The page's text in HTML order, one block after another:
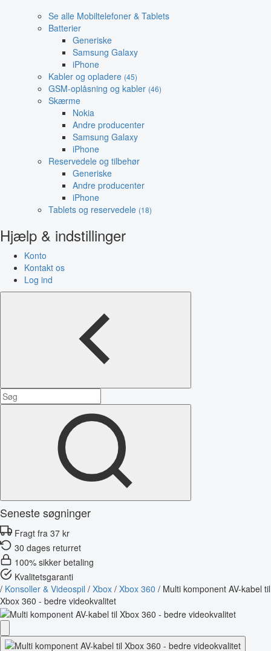
Se alle Mobiltelefoner & Tablets
Batterier
Generiske
Samsung Galaxy
iPhone
Kabler og opladere (45)
GSM-oplåsning og kabler (46)
Skærme
Nokia
Andre producenter
Samsung Galaxy
iPhone
Reservedele og tilbehør
Generiske
Andre producenter
iPhone
Tablets og reservedele (18)
Hjælp & indstillinger
Konto
Kontakt os
Log ind
Seneste søgninger
Fragt fra 37 kr
30 dages returret
100% sikker betaling
Kvalitetsgaranti
/ Konsoller & Videospil / Xbox / Xbox 360 / Multi komponent AV-kabel til
Xbox 360 - bedre videokvalitet